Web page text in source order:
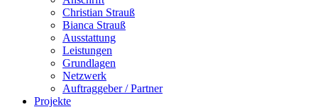
Christian Strauß
Bianca Strauß
Ausstattung
Leistungen
Grundlagen
Netzwerk
Auftraggeber / Partner
Projekte